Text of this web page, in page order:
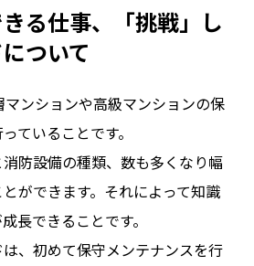
る仕事、「挑戦」し
ついて
ンションや高級マンションの保
ていることです。
防設備の種類、数も多くなり幅
ができます。それによって知識
長できることです。
、初めて保守メンテナンスを行